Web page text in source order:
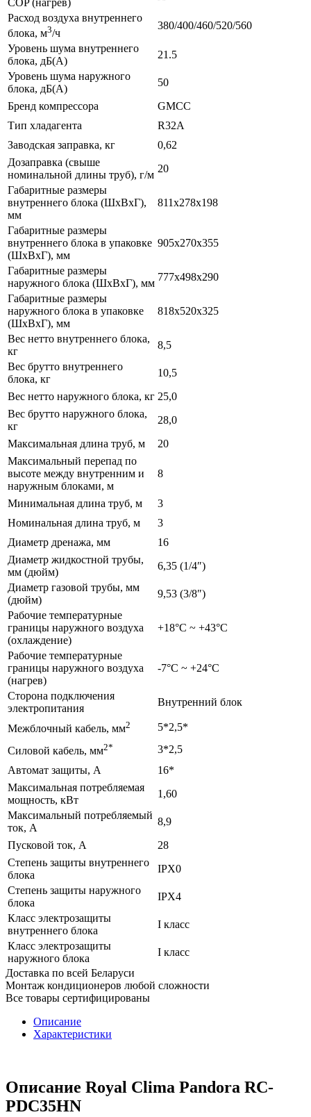
Расход воздуха внутреннего
блока, м3/ч
380/400/460/520/560
Уровень шума внутреннего
блока, дБ(А)
21.5
Уровень шума наружного
блока, дБ(A)
50
Бренд компрессора
GMCC
Тип хладагента
R32A
Заводская заправка, кг
0,62
Дозаправка (свыше
номинальной длины труб), г/м
20
Габаритные размеры
внутреннего блока (ШхВхГ),
мм
811x278x198
Габаритные размеры
внутреннего блока в упаковке
(ШхВхГ), мм
905x270x355
Габаритные размеры
наружного блока (ШхВхГ), мм
777x498x290
Габаритные размеры
наружного блока в упаковке
(ШхВхГ), мм
818x520x325
Вес нетто внутреннего блока,
кг
8,5
Вес брутто внутреннего
блока, кг
10,5
Вес нетто наружного блока, кг 25,0
Вес брутто наружного блока,
кг
28,0
Максимальная длина труб, м
20
Максимальный перепад по
высоте между внутренним и
наружным блоками, м
8
Минимальная длина труб, м
3
Номинальная длина труб, м
3
Диаметр дренажа, мм
16
Диаметр жидкостной трубы,
мм (дюйм)
6,35 (1/4″)
Диаметр газовой трубы, мм
(дюйм)
9,53 (3/8″)
Рабочие температурные
границы наружного воздуха
(охлаждение)
+18°С ~ +43°С
Рабочие температурные
границы наружного воздуха
(нагрев)
-7°С ~ +24°С
Сторона подключения
электропитания
Внутренний блок
Межблочный кабель, мм2 5*2,5*
Силовой кабель, мм2*
3*2,5
Автомат защиты, А
16*
Максимальная потребляемая
мощность, кВт
1,60
Максимальный потребляемый
ток, А
8,9
Пусковой ток, А
28
Степень защиты внутреннего
блока
IPX0
Степень защиты наружного
блока
IPX4
Класс электрозащиты
внутреннего блока
I класс
Класс электрозащиты
наружного блока
I класс
Доставка по всей Беларуси
Монтаж кондиционеров любой сложности
Все товары сертифицированы
Описание
Характеристики
Описание Royal Clima Pandora RC-
PDC35HN